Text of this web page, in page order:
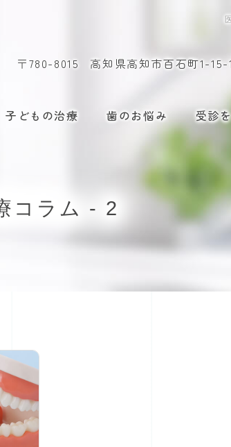
〒780-8015 高知県高知市百石町1-15-
子どもの治療 歯のお悩み 受診
コラム - 2